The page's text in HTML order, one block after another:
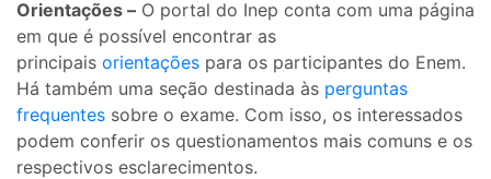
Orientações – O portal do Inep conta com uma página
em que é possível encontrar as
principais orientações para os participantes do Enem.
Há também uma seção destinada às perguntas
frequentes sobre o exame. Com isso, os interessados
podem conferir os questionamentos mais comuns e os
respectivos esclarecimentos.